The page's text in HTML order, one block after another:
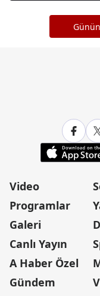
Video
Programlar
Galeri
Canlı Yayın
A Haber Özel
Gündem